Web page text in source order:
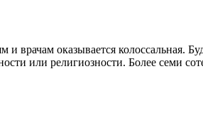
оказывается колоссальная.
или религиозности. Более семи